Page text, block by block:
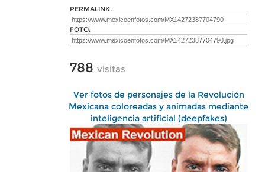
PERMALINK:
FOTO:
788 visitas
Ver fotos de personajes de la Revolución
Mexicana coloreadas y animadas mediante
inteligencia artificial (deepfakes)